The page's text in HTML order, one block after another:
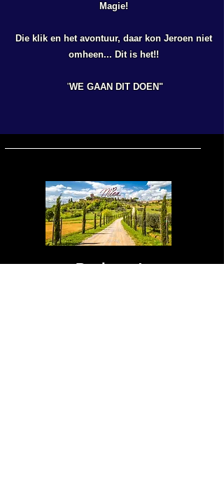
Magie!
Die klik en het avontuur, daar kon Jeroen niet
omheen... Dit is het!!
"WE GAAN DIT DOEN"
Boek ons!